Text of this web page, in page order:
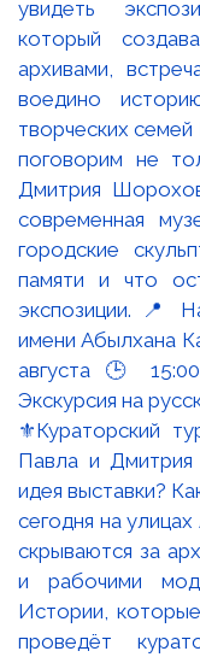
⚜️Кураторский
Павла и
идея выставки?
сегодня на
скрываются за
и рабочими
Истории,
проведёт